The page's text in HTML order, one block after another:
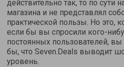
действительно так, то по
магазина и не представлял
практической пользы. Но это,
если бы вы спросили кого-
постоянных пользователей,
бы, что Seven.Deals выводит
уровень.